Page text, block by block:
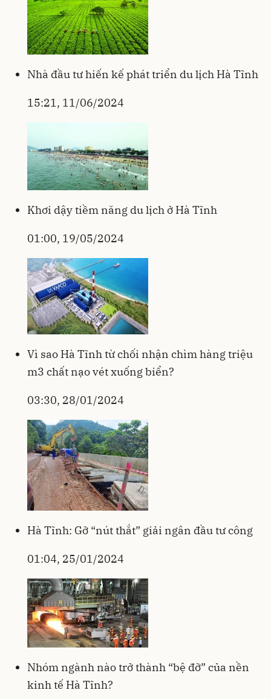
Nhà đầu tư hiến kế phát triển du lịch Hà Tĩnh
15:21, 11/06/2024
Khơi dậy tiềm năng du lịch ở Hà Tĩnh
01:00, 19/05/2024
Vì sao Hà Tĩnh từ chối nhận chìm hàng triệu
m3 chất nạo vét xuống biển?
03:30, 28/01/2024
Hà Tĩnh: Gỡ “nút thắt” giải ngân đầu tư công
01:04, 25/01/2024
Nhóm ngành nào trở thành “bệ đỡ” của nền
kinh tế Hà Tĩnh?